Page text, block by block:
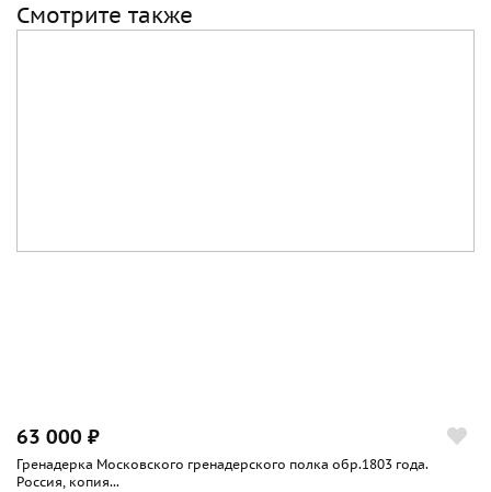
Смотрите также
63 000 ₽
Гренадерка Московского гренадерского полка обр.1803 года.
Россия, копия...